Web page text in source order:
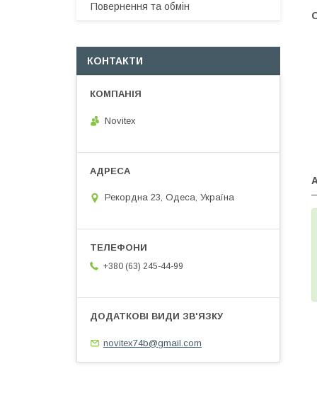
Повернення та обмін
КОНТАКТИ
Novitex
Рекордна 23, Одеса, Україна
+380 (63) 245-44-99
novitex74b@gmail.com